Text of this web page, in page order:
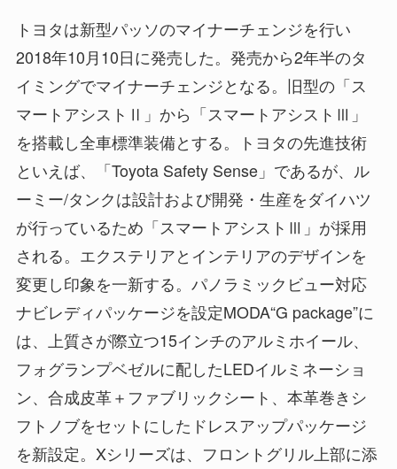
トヨタは新型パッソのマイナーチェンジを行い
2018年10月10日に発売した。発売から2年半のタ
イミングでマイナーチェンジとなる。旧型の「ス
マートアシストⅡ」から「スマートアシストⅢ」
を搭載し全車標準装備とする。トヨタの先進技術
といえば、「Toyota Safety Sense」であるが、ル
ーミー/タンクは設計および開発・生産をダイハツ
が行っているため「スマートアシストⅢ」が採用
される。エクステリアとインテリアのデザインを
変更し印象を一新する。パノラミックビュー対応
ナビレディパッケージを設定MODA“G package”に
は、上質さが際立つ15インチのアルミホイール、
フォグランプベゼルに配したLEDイルミネーショ
ン、合成皮革＋ファブリックシート、本革巻きシ
フトノブをセットにしたドレスアップパッケージ
を新設定。Xシリーズは、フロントグリル上部に添